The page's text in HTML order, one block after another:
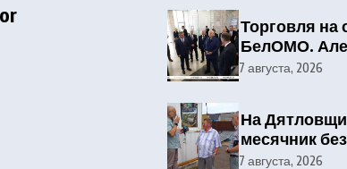
Торговля на
БелОМО.
посетил
7 августа, 2026
На
месячник
при
7 августа, 2026